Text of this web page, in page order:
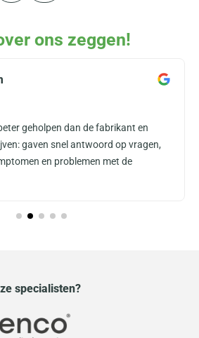
ons zeggen!
geholpen dan de fabrikant en
gaven snel antwoord op vragen,
en problemen met de
specialisten?